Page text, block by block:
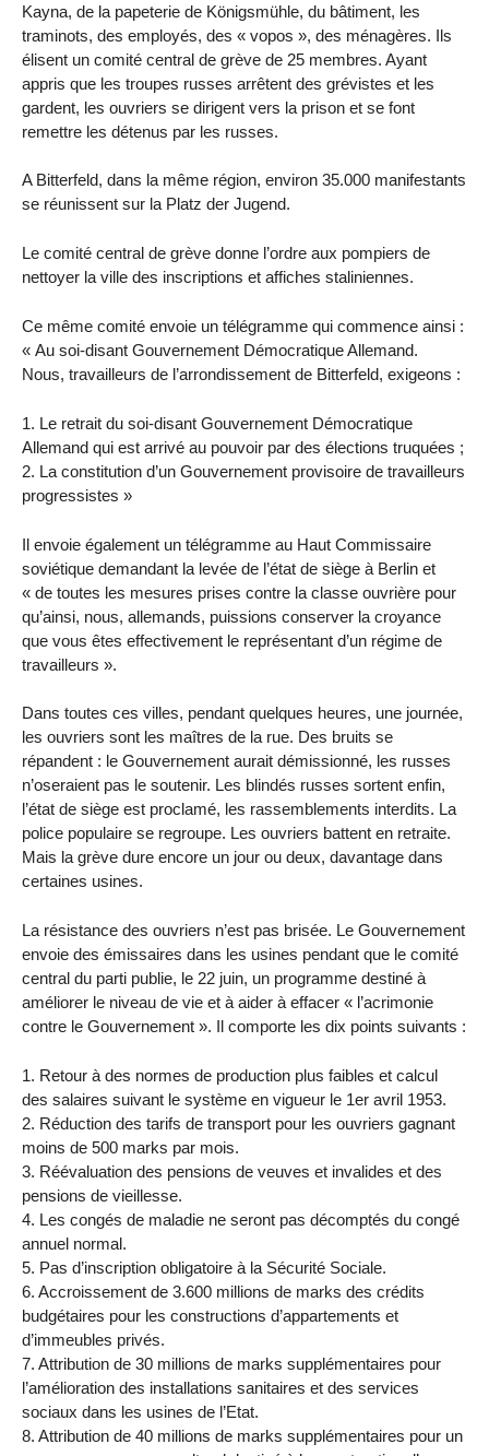
Kayna, de la papeterie de Königsmühle, du bâtiment, les
traminots, des employés, des « vopos », des ménagères. Ils
élisent un comité central de grève de 25 membres. Ayant
appris que les troupes russes arrêtent des grévistes et les
gardent, les ouvriers se dirigent vers la prison et se font
remettre les détenus par les russes.
A Bitterfeld, dans la même région, environ 35.000 manifestants
se réunissent sur la Platz der Jugend.
Le comité central de grève donne l’ordre aux pompiers de
nettoyer la ville des inscriptions et affiches staliniennes.
Ce même comité envoie un télégramme qui commence ainsi :
« Au soi-disant Gouvernement Démocratique Allemand.
Nous, travailleurs de l’arrondissement de Bitterfeld, exigeons :
1. Le retrait du soi-disant Gouvernement Démocratique
Allemand qui est arrivé au pouvoir par des élections truquées ;
2. La constitution d’un Gouvernement provisoire de travailleurs
progressistes »
Il envoie également un télégramme au Haut Commissaire
soviétique demandant la levée de l’état de siège à Berlin et
« de toutes les mesures prises contre la classe ouvrière pour
qu’ainsi, nous, allemands, puissions conserver la croyance
que vous êtes effectivement le représentant d’un régime de
travailleurs ».
Dans toutes ces villes, pendant quelques heures, une journée,
les ouvriers sont les maîtres de la rue. Des bruits se
répandent : le Gouvernement aurait démissionné, les russes
n’oseraient pas le soutenir. Les blindés russes sortent enfin,
l’état de siège est proclamé, les rassemblements interdits. La
police populaire se regroupe. Les ouvriers battent en retraite.
Mais la grève dure encore un jour ou deux, davantage dans
certaines usines.
La résistance des ouvriers n’est pas brisée. Le Gouvernement
envoie des émissaires dans les usines pendant que le comité
central du parti publie, le 22 juin, un programme destiné à
améliorer le niveau de vie et à aider à effacer « l’acrimonie
contre le Gouvernement ». Il comporte les dix points suivants :
1. Retour à des normes de production plus faibles et calcul
des salaires suivant le système en vigueur le 1er avril 1953.
2. Réduction des tarifs de transport pour les ouvriers gagnant
moins de 500 marks par mois.
3. Réévaluation des pensions de veuves et invalides et des
pensions de vieillesse.
4. Les congés de maladie ne seront pas décomptés du congé
annuel normal.
5. Pas d’inscription obligatoire à la Sécurité Sociale.
6. Accroissement de 3.600 millions de marks des crédits
budgétaires pour les constructions d’appartements et
d’immeubles privés.
7. Attribution de 30 millions de marks supplémentaires pour
l’amélioration des installations sanitaires et des services
sociaux dans les usines de l’Etat.
8. Attribution de 40 millions de marks supplémentaires pour un